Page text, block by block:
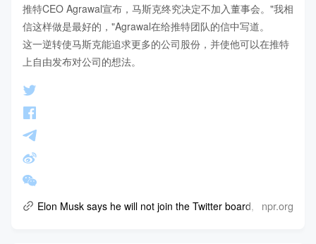
推特CEO Agrawal宣布，马斯克终究决定不加入董事会。"我相
信这样做是最好的，"Agrawal在给推特团队的信中写道。
这一逆转使马斯克能追求更多的公司股份，并使他可以在推特
上自由发布对公司的想法。
Elon Musk says he will not join the Twitter board, after all
npr.org